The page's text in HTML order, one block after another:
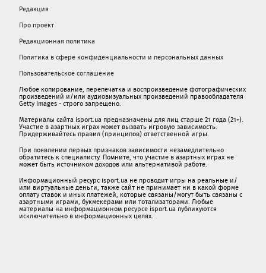
Редакция
Про проект
Редакционная политика
Политика в сфере конфиденциальности и персональных данных
Пользовательское соглашение
Любое копирование, перепечатка и воспроизведение фотографических
произведений и/или аудиовизуальных произведений правообладателя
Getty Images - строго запрещено.
Материалы сайта isport.ua предназначены для лиц старше 21 года (21+).
Участие в азартных играх может вызвать игровую зависимость.
Придерживайтесь правил (принципов) ответственной игры.
При появлении первых признаков зависимости незамедлительно
обратитесь к специалисту. Помните, что участие в азартных играх не
может быть источником доходов или альтернативой работе.
Информационный ресурс isport.ua не проводит игры на реальные и/
или виртуальные деньги, также сайт не принимает ни в какой форме
oплaту ставок и иных платежей, которые связаны/могут быть связаны c
азартными игрaми, букмекерами или тотализаторами. Любые
материалы на информационном ресурсе isport.ua публикуютcя
исключительно в информационных целях.